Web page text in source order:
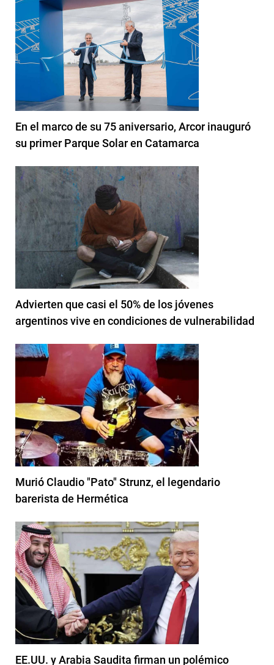
En el marco de su 75 aniversario, Arcor inauguró
su primer Parque Solar en Catamarca
Advierten que casi el 50% de los jóvenes
argentinos vive en condiciones de vulnerabilidad
Murió Claudio "Pato" Strunz, el legendario
barerista de Hermética
EE.UU. y Arabia Saudita firman un polémico